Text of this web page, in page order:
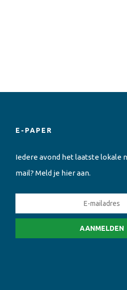
E-PAPER
Iedere avond het laatste lokale
mail? Meld je hier aan.